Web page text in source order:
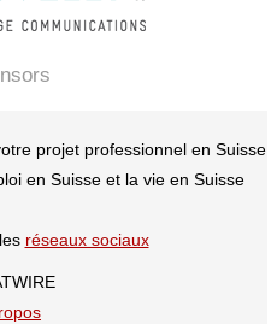
projet professionnel en Suisse
en Suisse et la vie en Suisse
réseaux sociaux